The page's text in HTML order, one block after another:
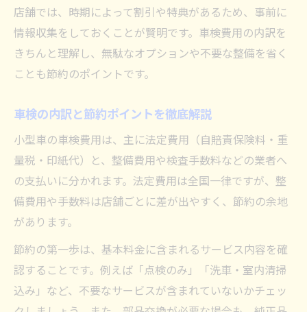
コンパクトカーの人気車検業者選び方
車検時の追加整備と費用の考え方
安くて安心な車検選びの新常識
安くて信頼できる車検業者の選び方
車検費用とサービス内容の見極め方
車検見積もりで分かるコストパフォーマン
ス
口コミ重視で選ぶ安心車検のポイント
初めての車検で失敗しないために
初めての車検で押さえるべき基本知識
車検費用の相場と見積もりチェック方法
安心して任せられる車検業者の特徴
店舗では、時期によって割引や特典があるため、事前に
情報収集をしておくことが賢明です。車検費用の内訳を
きちんと理解し、無駄なオプションや不要な整備を省く
ことも節約のポイントです。
車検の内訳と節約ポイントを徹底解説
小型車の車検費用は、主に法定費用（自賠責保険料・重
量税・印紙代）と、整備費用や検査手数料などの業者へ
の支払いに分かれます。法定費用は全国一律ですが、整
備費用や手数料は店舗ごとに差が出やすく、節約の余地
があります。
節約の第一歩は、基本料金に含まれるサービス内容を確
認することです。例えば「点検のみ」「洗車・室内清掃
込み」など、不要なサービスが含まれていないかチェッ